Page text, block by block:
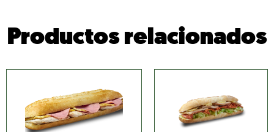
Productos relacionados